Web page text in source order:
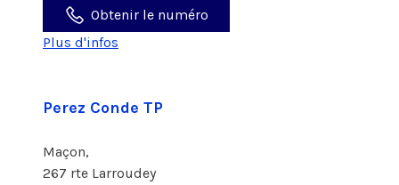
Obtenir le numéro
Plus d'infos
Perez Conde TP
Maçon,
267 rte Larroudey